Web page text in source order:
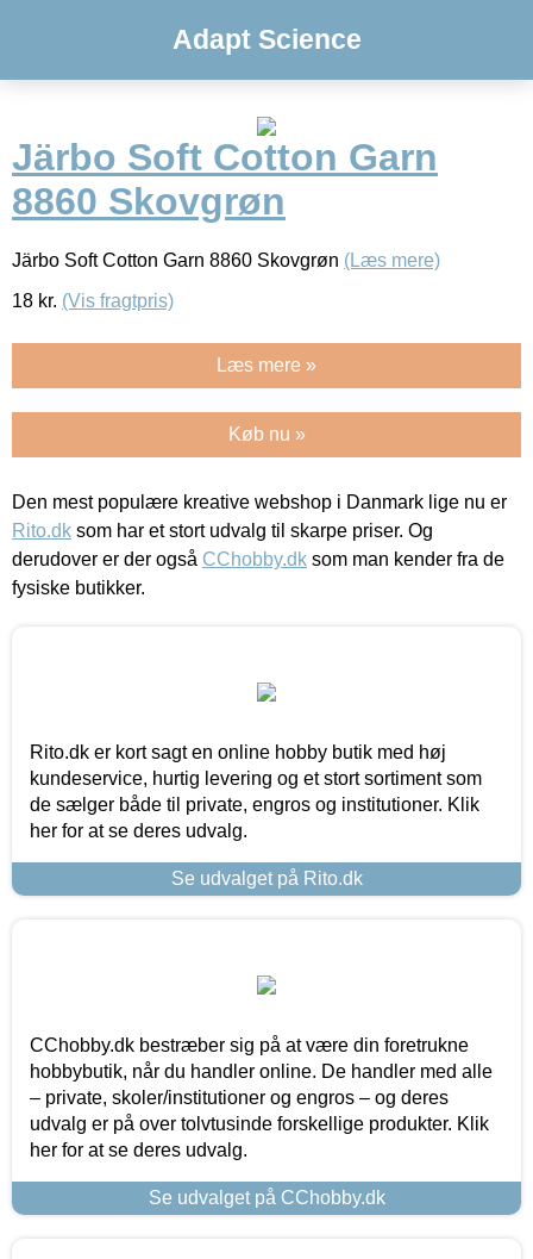
Adapt Science
Järbo Soft Cotton Garn
8860 Skovgrøn
Järbo Soft Cotton Garn 8860 Skovgrøn (Læs mere)
18 kr. (Vis fragtpris)
Læs mere »
Køb nu »
Den mest populære kreative webshop i Danmark lige nu er
Rito.dk som har et stort udvalg til skarpe priser. Og
derudover er der også CChobby.dk som man kender fra de
fysiske butikker.
Rito.dk er kort sagt en online hobby butik med høj
kundeservice, hurtig levering og et stort sortiment som
de sælger både til private, engros og institutioner. Klik
her for at se deres udvalg.
Se udvalget på Rito.dk
CChobby.dk bestræber sig på at være din foretrukne
hobbybutik, når du handler online. De handler med alle
– private, skoler/institutioner og engros – og deres
udvalg er på over tolvtusinde forskellige produkter. Klik
her for at se deres udvalg.
Se udvalget på CChobby.dk